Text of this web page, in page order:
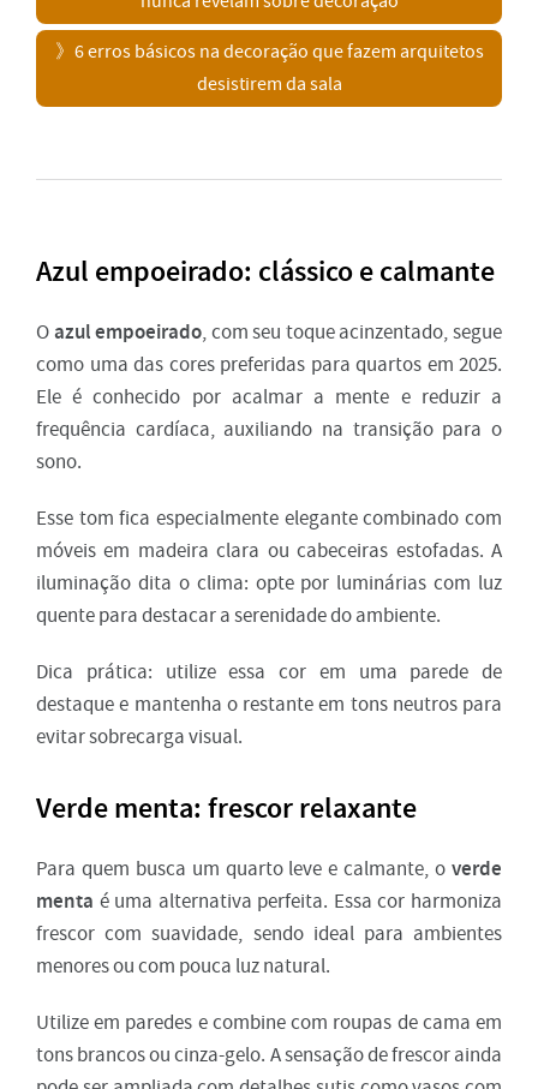
》 6 erros básicos na decoração que fazem arquitetos
desistirem da sala
Azul empoeirado: clássico e calmante
Oazul empoeirado, com seu toque acinzentado, segue
como uma das cores preferidas para quartos em 2025.
Ele é conhecido por acalmar a mente e reduzir a
frequência cardíaca, auxiliando na transição para o
sono.
Esse tom fica especialmente elegante combinado com
móveis em madeira clara ou cabeceiras estofadas. A
iluminação dita o clima: opte por luminárias com luz
quente para destacar a serenidade do ambiente.
Dica prática: utilize essa cor em uma parede de
destaque e mantenha o restante em tons neutros para
evitar sobrecarga visual.
Verde menta: frescor relaxante
Para quem busca um quarto leve e calmante, o verde
menta é uma alternativa perfeita. Essa cor harmoniza
frescor com suavidade, sendo ideal para ambientes
menores ou com pouca luz natural.
Utilize em paredes e combine com roupas de cama em
tons brancos ou cinza-gelo. A sensação de frescor ainda